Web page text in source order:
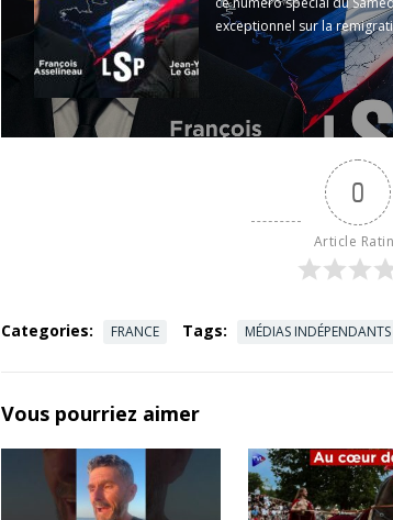
exceptionnel sur la
0
Article
Categories: FRANCE Tags: MÉDIAS INDÉPENDANTS
Vous pourriez aimer